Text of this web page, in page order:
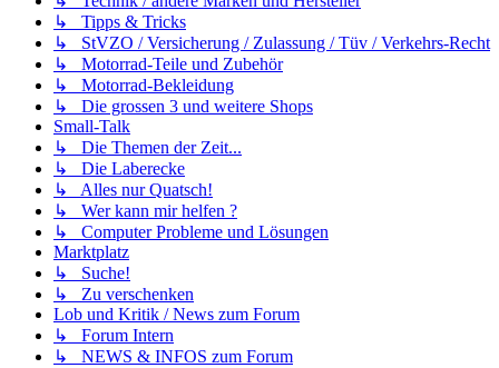
↳ Tipps & Tricks
↳ StVZO / Versicherung / Zulassung / Tüv / Verkehrs-Recht
↳ Motorrad-Teile und Zubehör
↳ Motorrad-Bekleidung
↳ Die grossen 3 und weitere Shops
Small-Talk
↳ Die Themen der Zeit...
↳ Die Laberecke
↳ Alles nur Quatsch!
↳ Wer kann mir helfen ?
↳ Computer Probleme und Lösungen
Marktplatz
↳ Suche!
↳ Zu verschenken
Lob und Kritik / News zum Forum
↳ Forum Intern
↳ NEWS & INFOS zum Forum